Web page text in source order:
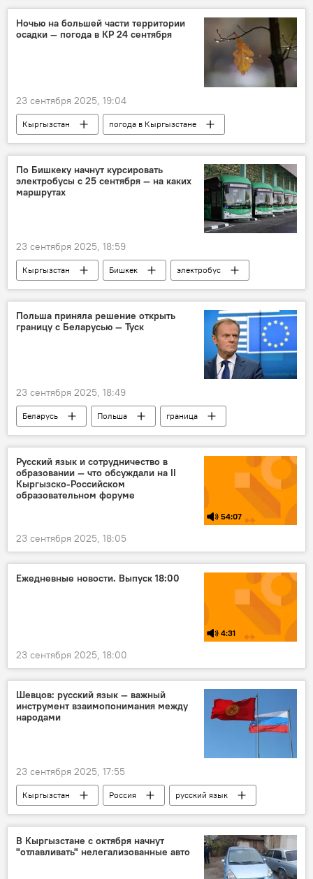
Ночью на большей части территории
осадки — погода в КР 24 сентября
23 сентября 2025, 19:04
Кыргызстан
погода в Кыргызстане
погода
прогноз погоды
По Бишкеку начнут курсировать
электробусы с 25 сентября — на каких
маршрутах
23 сентября 2025, 18:59
Кыргызстан Бишкек
электробус
маршрут
Мэрия города Бишкек
Польша приняла решение открыть
границу с Беларусью — Туск
23 сентября 2025, 18:49
Беларусь Польша
граница
открытие
Дональд Туск
Русский язык и сотрудничество в
образовании — что обсуждали на II
Кыргызско-Российском
образовательном форуме
54:07
23 сентября 2025, 18:05
Ежедневные новости. Выпуск 18:00
4:31
23 сентября 2025, 18:00
Шевцов: русский язык — важный
инструмент взаимопонимания между
народами
23 сентября 2025, 17:55
Кыргызстан Россия
русский язык
сотрудничество
народ
Павел Шевцов
Россотрудничество
В Кыргызстане с октября начнут
"отлавливать" нелегализованные авто